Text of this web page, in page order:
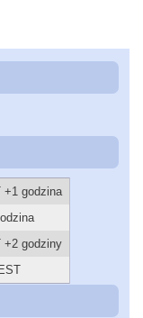
+1 godzina
+2 godziny